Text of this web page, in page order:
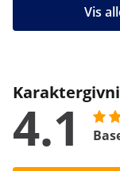
Vis
4.1